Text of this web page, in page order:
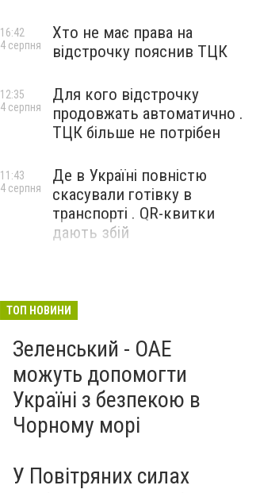
Хто не має права на
відстрочку пояснив ТЦК
16:42
4 серпня
Для кого відстрочку
продовжать автоматично .
ТЦК більше не потрібен
12:35
4 серпня
Де в Україні повністю
скасували готівку в
транспорті . QR-квитки
дають збій
11:43
4 серпня
ТОП НОВИНИ
Зеленський - ОАЕ
можуть допомогти
Україні з безпекою в
Чорному морі
У Повітряних силах